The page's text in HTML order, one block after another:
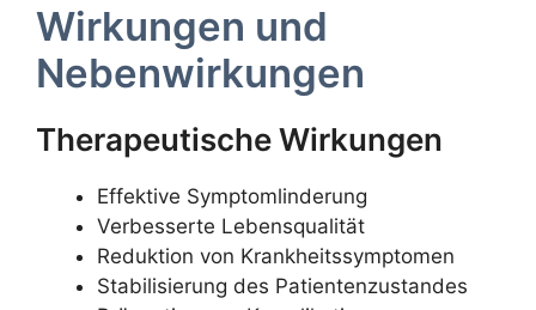
Wirkungen und
Nebenwirkungen
Therapeutische Wirkungen
Effektive Symptomlinderung
Verbesserte Lebensqualität
Reduktion von Krankheitssymptomen
Stabilisierung des Patientenzustandes